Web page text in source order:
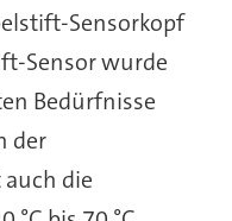
Sensorkopf
Sensor wurde
Bedürfnisse
der
die